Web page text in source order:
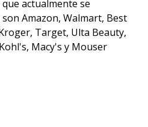
actualmente se
Amazon, Walmart, Best
Target, Ulta Beauty,
Macy's y Mouser